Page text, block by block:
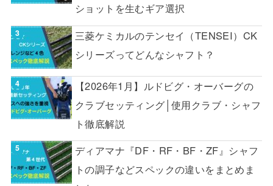
ショットを生むギア選択
三菱ケミカルのテンセイ（TENSEI）CK
シリーズってどんなシャフト？
【2026年1月】ルドビグ・オーバーグの
クラブセッティング│使用クラブ・シャフ
ト徹底解説
ディアマナ『DF・RF・BF・ZF』シャフ
トの調子などスペックの違いをまとめま